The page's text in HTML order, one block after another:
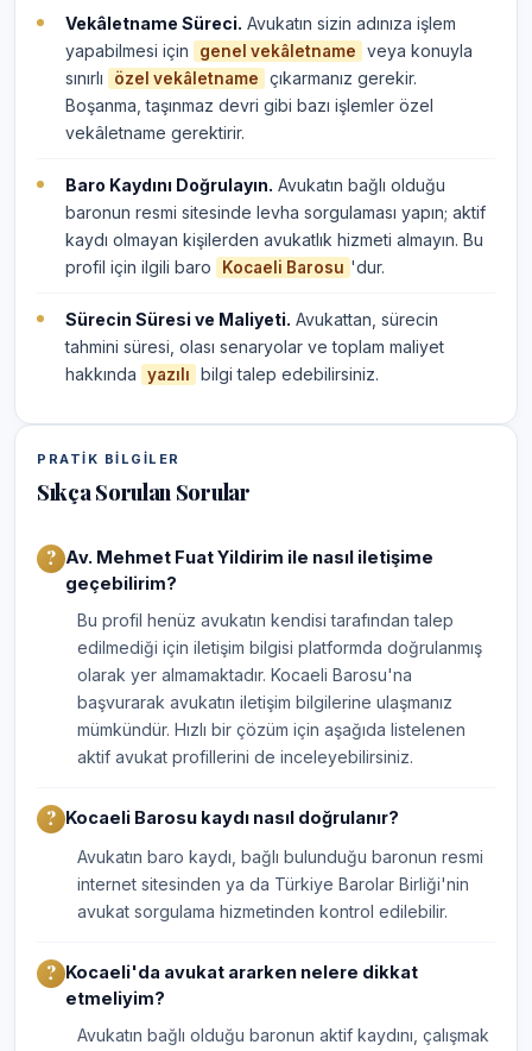
Vekâletname Süreci. Avukatın sizin adınıza işlem
yapabilmesi için
genel vekâletname
veya konuyla
sınırlı
özel vekâletname
çıkarmanız gerekir.
Boşanma, taşınmaz devri gibi bazı işlemler özel
vekâletname gerektirir.
Baro Kaydını Doğrulayın. Avukatın bağlı olduğu
baronun resmi sitesinde levha sorgulaması yapın; aktif
kaydı olmayan kişilerden avukatlık hizmeti almayın. Bu
profil için ilgili baro
Kocaeli Barosu 'dur.
Sürecin Süresi ve Maliyeti. Avukattan, sürecin
tahmini süresi, olası senaryolar ve toplam maliyet
hakkında
yazılı bilgi talep edebilirsiniz.
PRATIK BILGILER
Sıkça Sorulan Sorular
Av. Mehmet Fuat Yildirim ile nasıl iletişime
geçebilirim?
Bu profil henüz avukatın kendisi tarafından talep
edilmediği için iletişim bilgisi platformda doğrulanmış
olarak yer almamaktadır. Kocaeli Barosu'na
başvurarak avukatın iletişim bilgilerine ulaşmanız
mümkündür. Hızlı bir çözüm için aşağıda listelenen
aktif avukat profillerini de inceleyebilirsiniz.
Kocaeli Barosu kaydı nasıl doğrulanır?
Avukatın baro kaydı, bağlı bulunduğu baronun resmi
internet sitesinden ya da Türkiye Barolar Birliği'nin
avukat sorgulama hizmetinden kontrol edilebilir.
Kocaeli'da avukat ararken nelere dikkat
etmeliyim?
Avukatın bağlı olduğu baronun aktif kaydını, çalışmak